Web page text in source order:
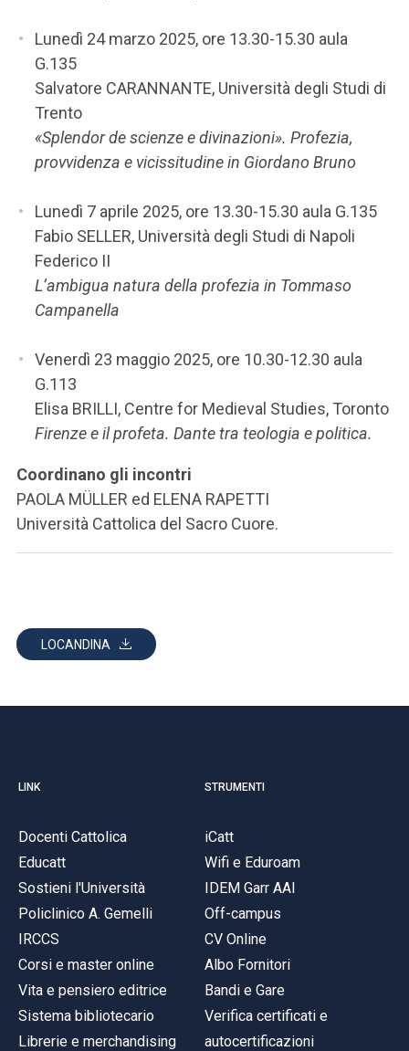
Lunedì 24 marzo 2025, ore 13.30-15.30 aula
G.135
Salvatore CARANNANTE, Università degli Studi di
Trento
«Splendor de scienze e divinazioni». Profezia,
provvidenza e vicissitudine in Giordano Bruno
Lunedì 7 aprile 2025, ore 13.30-15.30 aula G.135
Fabio SELLER, Università degli Studi di Napoli
Federico II
L’ambigua natura della profezia in Tommaso
Campanella
Venerdì 23 maggio 2025, ore 10.30-12.30 aula
G.113
Elisa BRILLI, Centre for Medieval Studies, Toronto
Firenze e il profeta. Dante tra teologia e politica.
Coordinano gli incontri
PAOLA MÜLLER ed ELENA RAPETTI
Università Cattolica del Sacro Cuore.
LOCANDINA
LINK
Docenti Cattolica
Educatt
Sostieni l'Università
Policlinico A. Gemelli
IRCCS
Corsi e master online
Vita e pensiero editrice
Sistema bibliotecario
Librerie e merchandising
STRUMENTI
iCatt
Wifi e Eduroam
IDEM Garr AAI
Off-campus
CV Online
Albo Fornitori
Bandi e Gare
Verifica certificati e
autocertificazioni